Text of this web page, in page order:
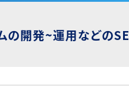
の開発~運用などのSE